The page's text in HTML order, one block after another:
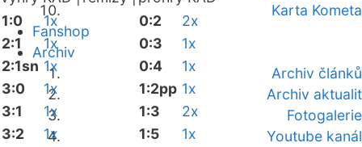
Karta Kometa
Fanshop
Archiv
Archiv článků
Archiv aktualit
Fotogalerie
Youtube kanál
1:0
1x
2:1
1x
2:1sn 1x
3:0
1x
3:1
1x
3:2
1x
0:2
2x
0:3
1x
0:4
1x
1:2pp 1x
1:3
2x
1:5
1x